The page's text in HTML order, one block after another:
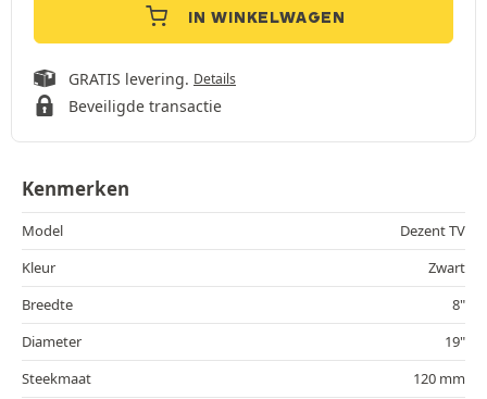
IN WINKELWAGEN
GRATIS levering. Details
Beveiligde transactie
Kenmerken
Model
Dezent TV
Kleur
Zwart
Breedte
8"
Diameter
19"
Steekmaat
120 mm